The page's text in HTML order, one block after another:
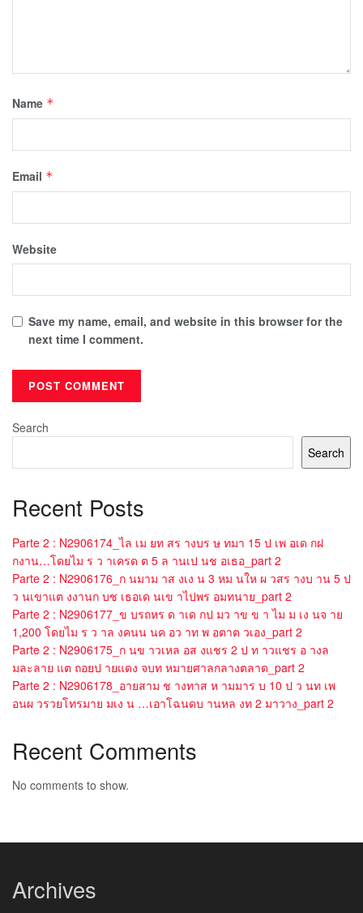
Name *
Email *
Website
Save my name, email, and website in this browser for the
next time I comment.
Search
Search
Recent Posts
Parte 2 : N2906174_ไล เม ยท สร างบร ษ ทมา 15 ป เพ อเด กฝ
กงาน…โดยไม ร ว าเครด ต 5 ล านเป นช อเธอ_part 2
Parte 2 : N2906176_ก นมาม าส งเง น 3 หม นให ผ วสร างบ าน 5 ป
ว นเขาแต งงานก บช เธอเด นเข าไปพร อมทนาย_part 2
Parte 2 : N2906177_ข บรถหร ด าเด กป มว าข ข า ไม ม เง นจ าย
1,200 โดยไม ร ว าล งคนน นค อว าท พ อตาต วเอง_part 2
Parte 2 : N2906175_ก นข าวเหล อส งแชร 2 ป ท าวแชร อ างล
มละลาย แต ถอยป ายแดง จบท หมายศาลกลางตลาด_part 2
Parte 2 : N2906178_อายสาม ช างทาส ห ามมาร บ 10 ป ว นท เพ
อนผ วรวยโทรมาย มเง น …เอาโฉนดบ านหล งท 2 มาวาง_part 2
Recent Comments
No comments to show.
Archives